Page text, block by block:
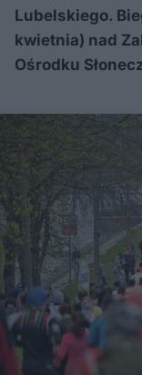
Lubelskiego.
kwietnia) nad
Ośrodku